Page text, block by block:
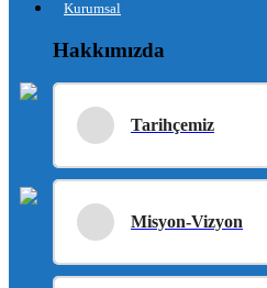
Kurumsal
Hakkımızda
Tarihçemiz
Misyon-Vizyon